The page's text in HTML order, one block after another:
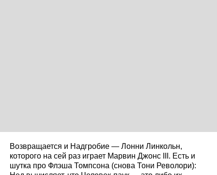
Возвращается и Надгробие — Лонни Линкольн,
которого на сей раз играет Марвин Джонс III. Есть и
шутка про Флэша Томпсона (снова Тони Револори):